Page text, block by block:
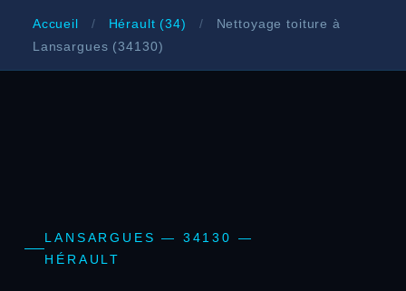
Accueil / Hérault (34) /
Nettoyage toiture à
Lansargues (34130)
LANSARGUES — 34130 —
HÉRAULT